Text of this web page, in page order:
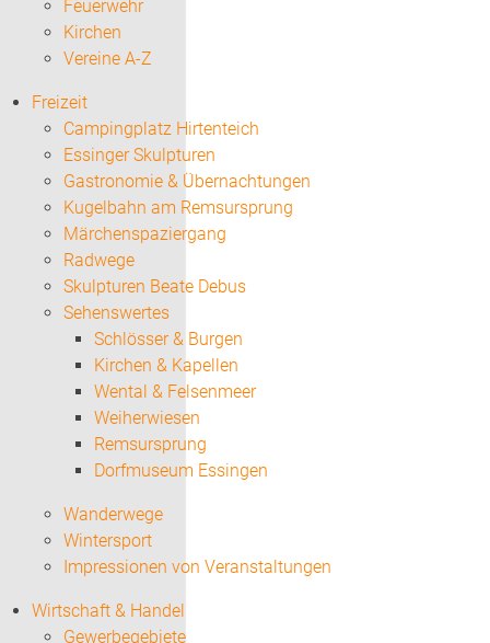
Feuerwehr
Kirchen
Vereine A-Z
Freizeit
Campingplatz Hirtenteich
Essinger Skulpturen
Gastronomie & Übernachtungen
Kugelbahn am Remsursprung
Märchenspaziergang
Radwege
Skulpturen Beate Debus
Sehenswertes
Schlösser & Burgen
Kirchen & Kapellen
Wental & Felsenmeer
Weiherwiesen
Remsursprung
Dorfmuseum Essingen
Wanderwege
Wintersport
Impressionen von Veranstaltungen
Wirtschaft & Handel
Gewerbegebiete